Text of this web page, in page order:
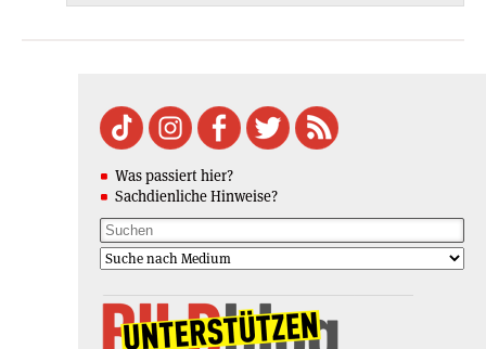
Was passiert hier?
Sachdienliche Hinweise?